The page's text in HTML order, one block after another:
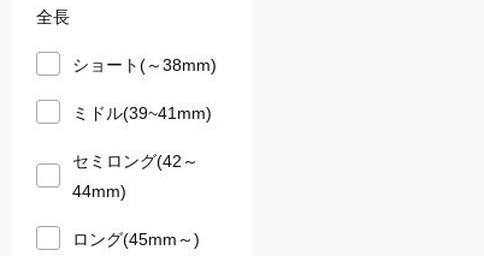
全長
ショート(～38mm)
ミドル(39~41mm)
セミロング(42～
44mm)
ロング(45mm～)